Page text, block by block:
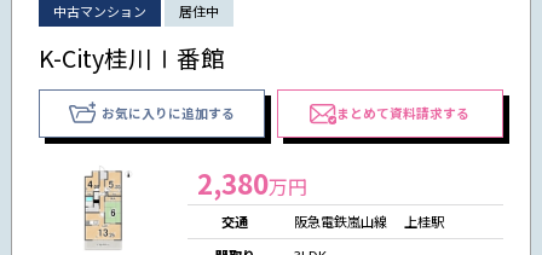
中古マンション 居住中
K-City桂川Ⅰ番館
お気に入りに追加する まとめて資料請求する
2,380万円
交通
阪急電鉄嵐山線 上桂駅